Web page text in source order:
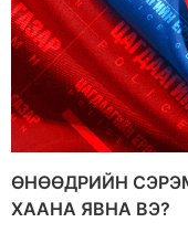
ӨНӨӨДРИЙН
ХААНА ЯВНА ВЭ?